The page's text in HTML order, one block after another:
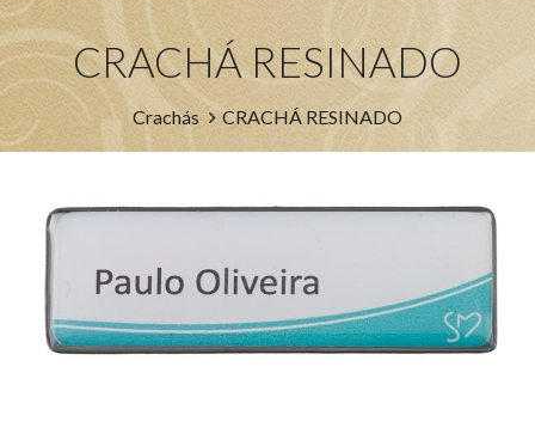
CRACHÁ RESINADO
Crachás CRACHÁ RESINADO